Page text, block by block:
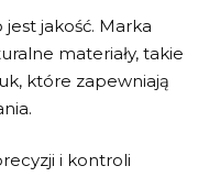
jest jakość. Marka
materiały, takie
które zapewniają
i kontroli